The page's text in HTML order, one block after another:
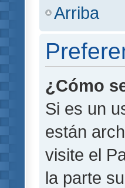
Arriba
¿Cómo
Si es un
están
visite el
la parte